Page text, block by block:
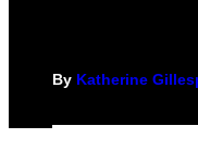
By Katherine